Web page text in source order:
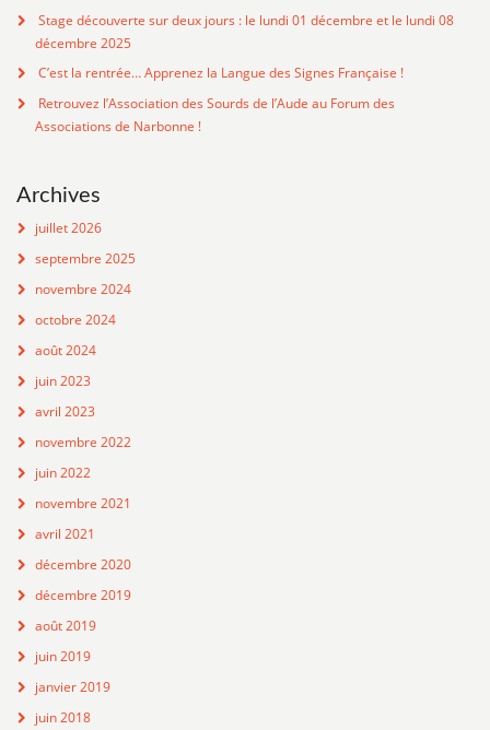
Stage découverte sur deux jours : le lundi 01 décembre et le lundi 08
décembre 2025
C’est la rentrée… Apprenez la Langue des Signes Française !
Retrouvez l’Association des Sourds de l’Aude au Forum des
Associations de Narbonne !
Archives
juillet 2026
septembre 2025
novembre 2024
octobre 2024
août 2024
juin 2023
avril 2023
novembre 2022
juin 2022
novembre 2021
avril 2021
décembre 2020
décembre 2019
août 2019
juin 2019
janvier 2019
juin 2018